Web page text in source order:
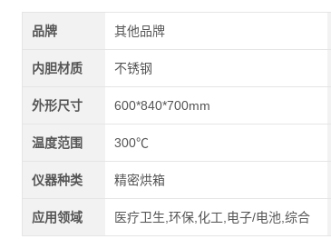
品牌 其他品牌
内胆材质 不锈钢
外形尺寸 600*840*700mm
温度范围 300℃
仪器种类 精密烘箱
应用领域 医疗卫生,环保,化工,电子/电池,综合